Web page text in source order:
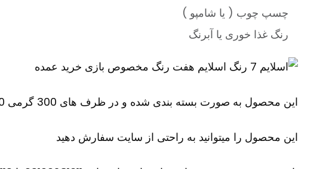
چسپ چوب ( یا شامپو )
رنگ غذا خوری یا آبرنگ
این محصول به صورت بسته بندی شده و در ظرف های 300 گرمی 500 گرمی و همچنین سفارشی
این محصول را میتوانید به راحتی از سایت سفارش دهید